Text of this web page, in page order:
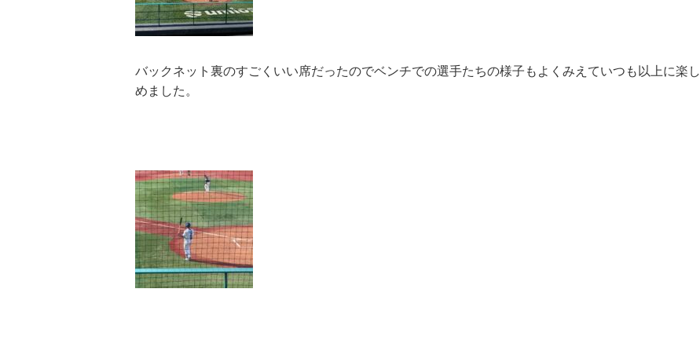
バックネット裏のすごくいい席だったのでベンチでの選手たちの様子もよくみえていつも以上に楽し
めました。